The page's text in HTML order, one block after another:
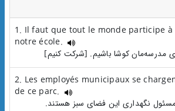
1. Il faut que tout le monde participe
notre école.
2. Les employés municipaux se
de ce parc.